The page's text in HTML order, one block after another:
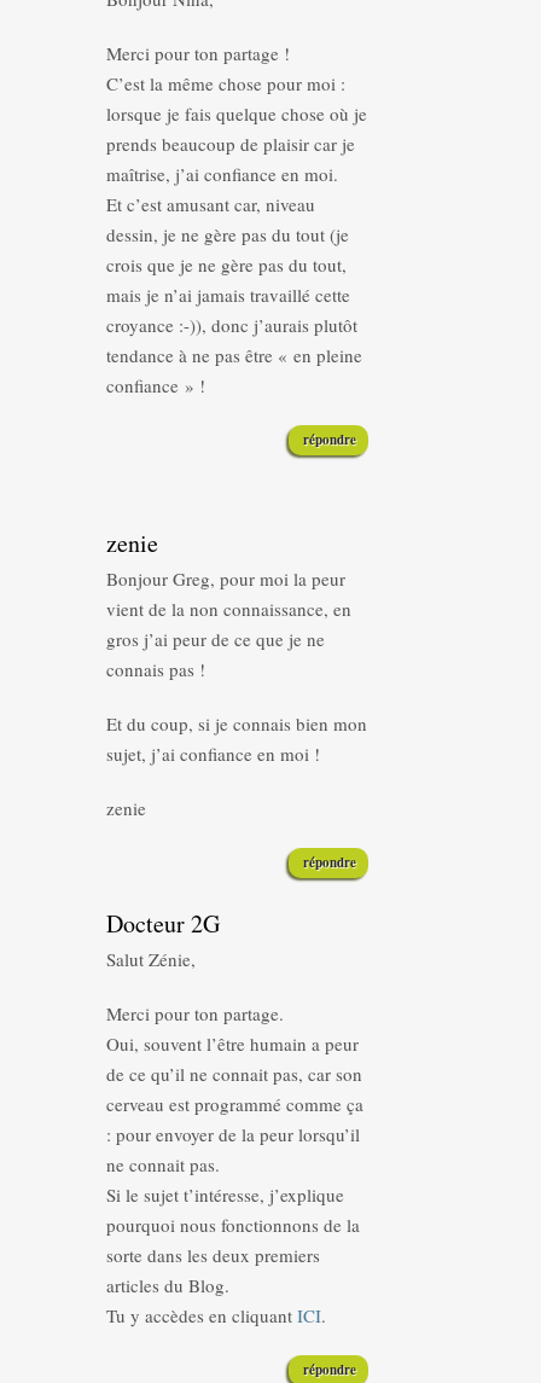
Merci pour ton partage !
C’est la même chose pour moi :
lorsque je fais quelque chose où je
prends beaucoup de plaisir car je
maîtrise, j’ai confiance en moi.
Et c’est amusant car, niveau
dessin, je ne gère pas du tout (je
crois que je ne gère pas du tout,
mais je n’ai jamais travaillé cette
croyance :-)), donc j’aurais plutôt
tendance à ne pas être « en pleine
confiance » !
répondre
zenie
Bonjour Greg, pour moi la peur
vient de la non connaissance, en
gros j’ai peur de ce que je ne
connais pas !
Et du coup, si je connais bien mon
sujet, j’ai confiance en moi !
zenie
répondre
Docteur 2G
Salut Zénie,
Merci pour ton partage.
Oui, souvent l’être humain a peur
de ce qu’il ne connait pas, car son
cerveau est programmé comme ça
: pour envoyer de la peur lorsqu’il
ne connait pas.
Si le sujet t’intéresse, j’explique
pourquoi nous fonctionnons de la
sorte dans les deux premiers
articles du Blog.
Tu y accèdes en cliquant ICI.
répondre